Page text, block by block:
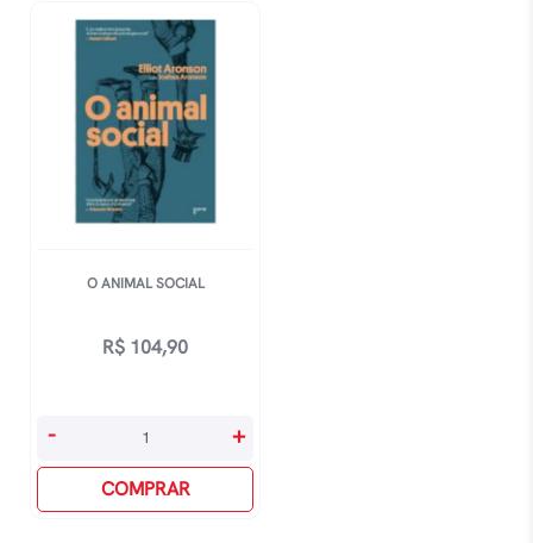
O ANIMAL SOCIAL
R$ 104,90
O
quantidade
- +
COMPRAR